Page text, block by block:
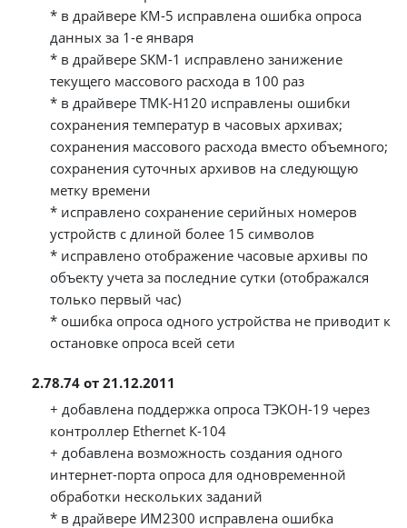
* в драйвере КМ-5 исправлена ошибка опроса
данных за 1-е января
* в драйвере SKM-1 исправлено занижение
текущего массового расхода в 100 раз
* в драйвере ТМК-Н120 исправлены ошибки
сохранения температур в часовых архивах;
сохранения массового расхода вместо объемного;
сохранения суточных архивов на следующую
метку времени
* исправлено сохранение серийных номеров
устройств с длиной более 15 символов
* исправлено отображение часовые архивы по
объекту учета за последние сутки (отображался
только первый час)
* ошибка опроса одного устройства не приводит к
остановке опроса всей сети
2.78.74 от 21.12.2011
+ добавлена поддержка опроса ТЭКОН-19 через
контроллер Ethernet К-104
+ добавлена возможность создания одного
интернет-порта опроса для одновременной
обработки нескольких заданий
* в драйвере ИМ2300 исправлена ошибка